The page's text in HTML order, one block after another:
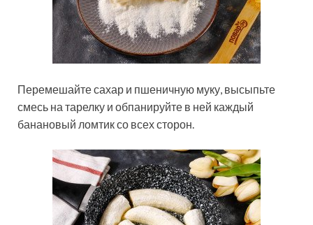
Перемешайте сахар и пшеничную муку, высыпьте
смесь на тарелку и обпанируйте в ней каждый
банановый ломтик со всех сторон.